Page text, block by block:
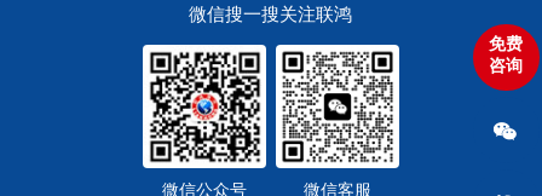
微信搜一搜关注联鸿
微信公众号 微信客服
免费
咨询